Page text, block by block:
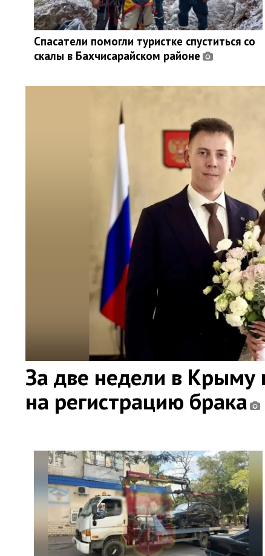
Спасатели помогли туристке спуститься со
скалы в Бахчисарайском районе
За две недели в Крыму
на регистрацию брака